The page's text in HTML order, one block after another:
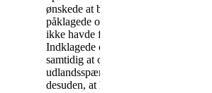
ønskede at betale for de
påklagede opkald, som han
ikke havde foretaget.
Indklagede og klager aftalte
samtidig at oprette et
udlandsspær. Klager anførte
desuden, at han fra den 5.